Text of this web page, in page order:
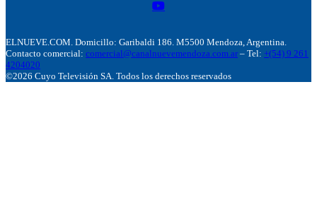
ELNUEVE.COM. Domicillo: Garibaldi 186. M5500 Mendoza, Argentina.
Contacto comercial: comercial@canalnuevemendoza.com.ar – Tel: +(54) 9 261
4204020
©2026 Cuyo Televisión SA. Todos los derechos reservados